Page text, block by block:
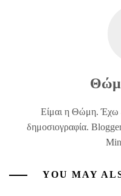
Είμαι η Θώμη. Έχω
δημοσιογραφία.
YOU MAY